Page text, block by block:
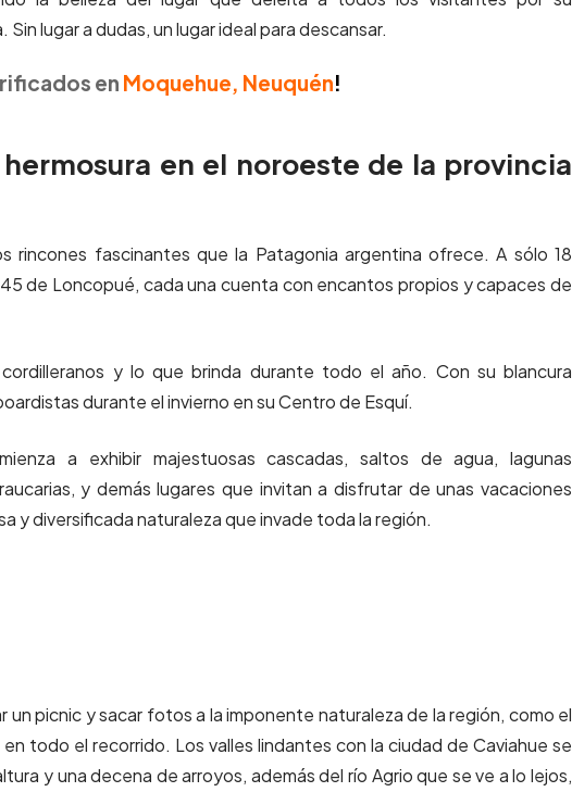
lugar a dudas, un lugar ideal para descansar.
en Moquehue, Neuquén!
en el noroeste de la provincia
rincones fascinantes que la Patagonia argentina ofrece. A sólo 18
de Loncopué, cada una cuenta con encantos propios y capaces de
y lo que brinda durante todo el año. Con su blancura
durante el invierno en su Centro de Esquí.
a exhibir majestuosas cascadas, saltos de agua, lagunas
y demás lugares que invitan a disfrutar de unas vacaciones
y diversificada naturaleza que invade toda la región.
un picnic y sacar fotos a la imponente naturaleza de la región, como el
todo el recorrido. Los valles lindantes con la ciudad de Caviahue se
y una decena de arroyos, además del río Agrio que se ve a lo lejos,